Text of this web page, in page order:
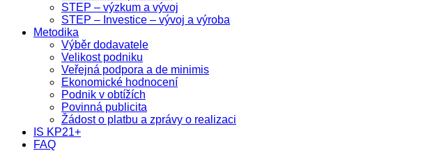
STEP – výzkum a vývoj
STEP – Investice – vývoj a výroba
Metodika
Výběr dodavatele
Velikost podniku
Veřejná podpora a de minimis
Ekonomické hodnocení
Podnik v obtížích
Povinná publicita
Žádost o platbu a zprávy o realizaci
IS KP21+
FAQ